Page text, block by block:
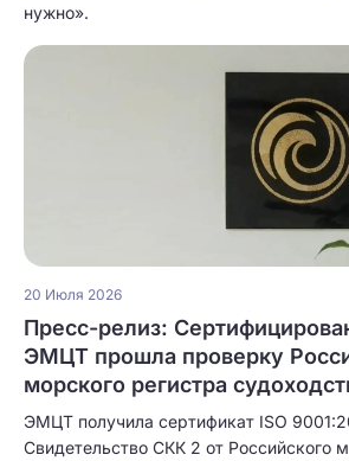
нужно».
20 Июля 2026
Пресс-релиз:
ЭМЦТ прошла проверку
морского регистра
ЭМЦТ получила сертификат ISO
Свидетельство СКК 2 от Российского